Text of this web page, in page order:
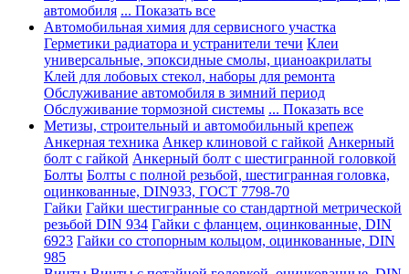
автомобиля ... Показать все
Автомобильная химия для сервисного участка
Герметики радиатора и устранители течи Клеи
универсальные, эпоксидные смолы, цианоакрилаты
Клей для лобовых стекол, наборы для ремонта
Обслуживание автомобиля в зимний период
Обслуживание тормозной системы ... Показать все
Метизы, строительный и автомобильный крепеж
Анкерная техника Анкер клиновой с гайкой Анкерный
болт с гайкой Анкерный болт с шестигранной головкой
Болты Болты с полной резьбой, шестигранная головка,
оцинкованные, DIN933, ГОСТ 7798-70
Гайки Гайки шестигранные со стандартной метрической
резьбой DIN 934 Гайки с фланцем, оцинкованные, DIN
6923 Гайки со стопорным кольцом, оцинкованные, DIN
985